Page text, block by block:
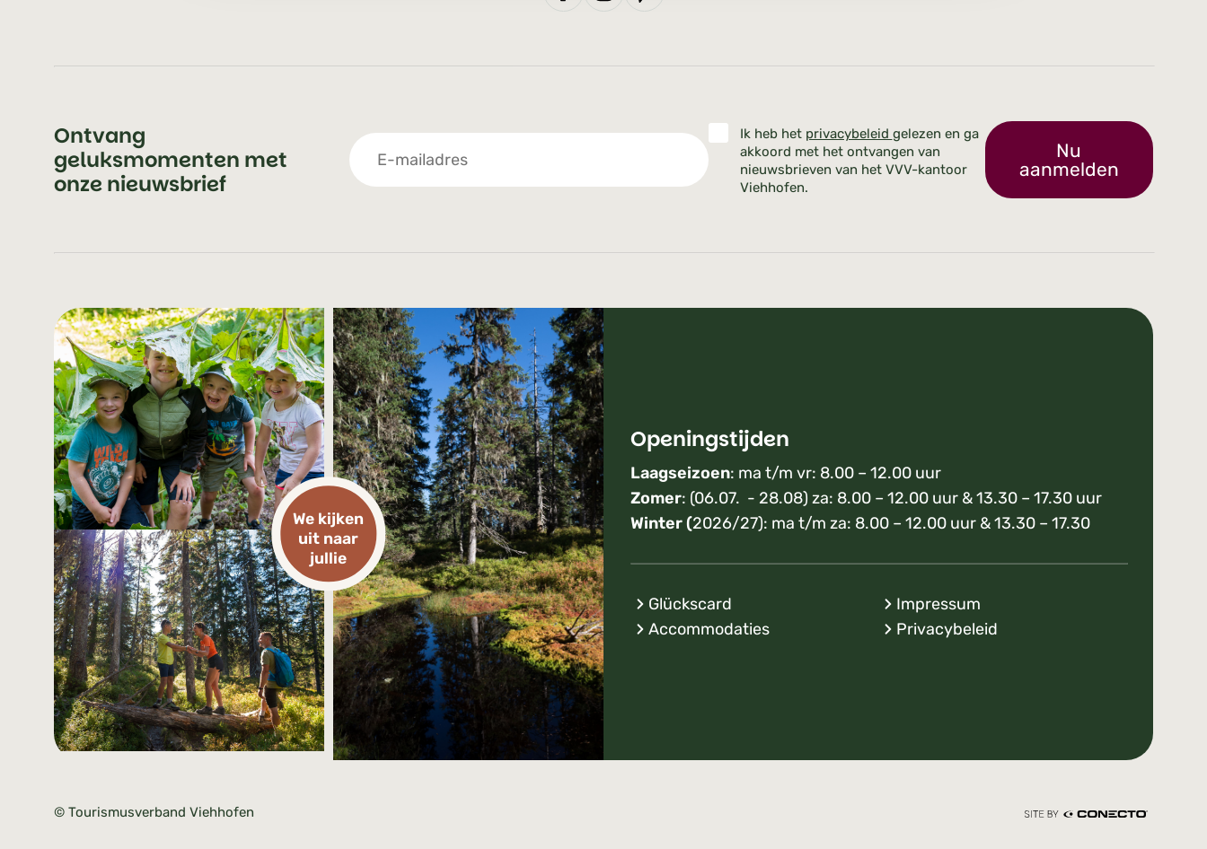
Ontvang
geluksmomenten met
onze nieuwsbrief
Ik heb het privacybeleid gelezen en ga
akkoord met het ontvangen van
nieuwsbrieven van het VVV-kantoor
Viehhofen.
Nu
aanmelden
We kijken
uit naar
jullie
Openingstijden
Laagseizoen: ma t/m vr: 8.00 – 12.00 uur
Zomer: (06.07. - 28.08) za: 8.00 – 12.00 uur & 13.30 – 17.30 uur
Winter (2026/27): ma t/m za: 8.00 – 12.00 uur & 13.30 – 17.30
Glückscard
Accommodaties
Impressum
Privacybeleid
© Tourismusverband Viehhofen